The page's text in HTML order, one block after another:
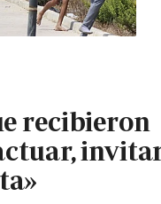
recibieron